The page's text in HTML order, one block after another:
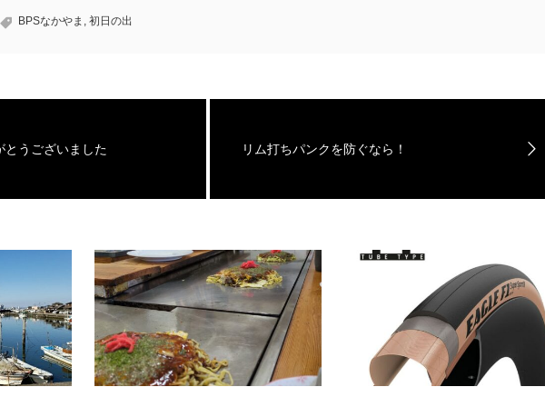
BPSなかやま , 初日の出
とうございました リム打ちパンクを防ぐなら！